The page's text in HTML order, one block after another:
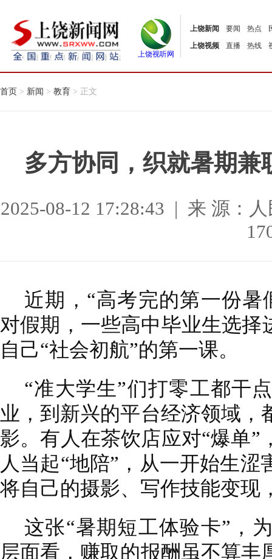
上饶视听网
上饶新闻 要闻 热点
上饶视频
直播 热线
首页 > 新闻 > 教育 > 正文
多方协同，织就暑期
2025-08-12 17:28:43 | 来 源：
近期，“高考完的第一份
对假期，一些高中毕业生选择
自己“社会初航”的第一课。
“准大学生”们打零工都干
业，到新兴的平台经济领域，
影。有人在茶饮店应对“爆单
人当起“地陪”，从一开始生
将自己的摄影、写作技能变
这张“暑期短工体验卡”，
层面看，赚取的报酬虽不算